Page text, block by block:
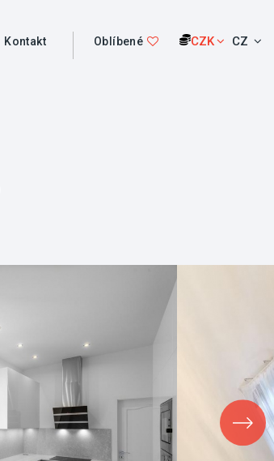
Kontakt Oblíbené CZK CZ